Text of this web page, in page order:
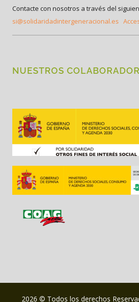
Contacte con nosotros a través del
si@solidaridadintergeneracional.es
NUESTROS
2026 © Todos los derechos